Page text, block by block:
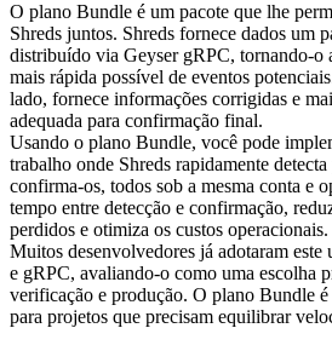
O plano Bundle é um pacote que lhe
Shreds juntos. Shreds fornece dados um
distribuído via Geyser gRPC, tornando-o
mais rápida possível de eventos
lado, fornece informações corrigidas e
adequada para confirmação final.
Usando o plano Bundle, você pode
trabalho onde Shreds rapidamente
confirma-os, todos sob a mesma conta e
tempo entre detecção e confirmação,
perdidos e otimiza os custos operacionais.
Muitos desenvolvedores já adotaram este
e gRPC, avaliando-o como uma escolha
verificação e produção. O plano Bundle
para projetos que precisam equilibrar